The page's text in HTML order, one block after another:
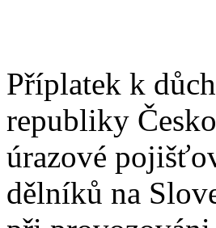
Příplatek k
republiky
úrazové
dělníků na